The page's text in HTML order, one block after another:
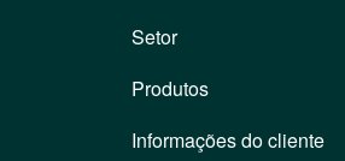
Setor
Produtos
Informações do cliente